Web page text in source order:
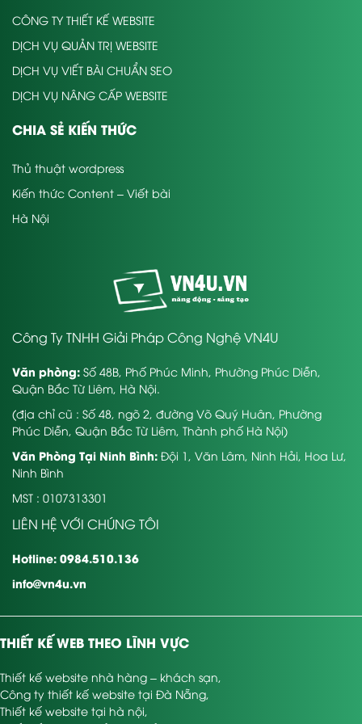
khách hàng đặt ra.
CÔNG TY THIẾT KẾ WEBSITE
DỊCH VỤ QUẢN TRỊ WEBSITE
DỊCH VỤ VIẾT BÀI CHUẨN SEO
DỊCH VỤ NÂNG CẤP WEBSITE
CHIA SẺ KIẾN THỨC
Thủ thuật wordpress
Kiến thức Content – Viết bài
Hà Nội
Công Ty TNHH Giải Pháp Công Nghệ VN4U
Văn phòng: Số 48B, Phố Phúc Minh, Phường Phúc Diễn,
Quận Bắc Từ Liêm, Hà Nội.
(địa chỉ cũ : Số 48, ngõ 2, đường Võ Quý Huân, Phường
Phúc Diễn, Quận Bắc Từ Liêm, Thành phố Hà Nội)
Văn Phòng Tại Ninh Bình: Đội 1, Văn Lâm, Ninh Hải, Hoa Lư,
Ninh Bình
MST : 0107313301
LIÊN HỆ VỚI CHÚNG TÔI
Hotline: 0984.510.136
info@vn4u.vn
THIẾT KẾ WEB THEO LĨNH VỰC
Thiết kế website nhà hàng – khách sạn,
Công ty thiết kế website tại Đà Nẵng,
Thiết kế website tại hà nội,